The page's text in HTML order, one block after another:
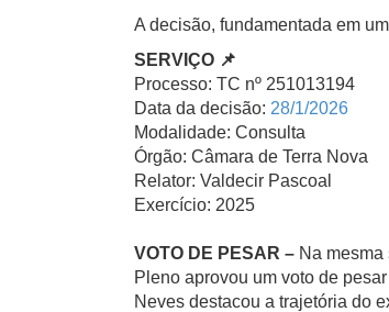
A decisão, fundamentada em
SERVIÇO 📌
Processo: TC nº 251013194
Data da decisão: 28/1/2026
Modalidade: Consulta
Órgão: Câmara de Terra Nova
Relator: Valdecir Pascoal
Exercício: 2025
VOTO DE PESAR – Na
Pleno aprovou um voto de
Neves destacou a trajetória do